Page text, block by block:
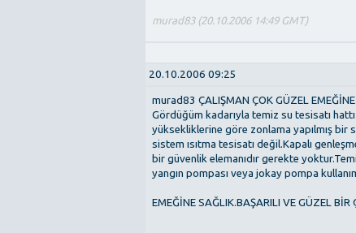
murad83 (20.10.2006 14:49 GMT)
20.10.2006 09:25
murad83 ÇALIŞMAN ÇOK GÜZEL
Gördüğüm kadarıyla temiz su tesisatı
yüksekliklerine göre zonlama yapılmış bir
sistem ısıtma tesisatı değil.Kapalı
bir güvenlik elemanıdır gerekte
yangın pompası veya jokay pompa
EMEĞİNE SAĞLIK.BAŞARILI VE GÜZEL BİR